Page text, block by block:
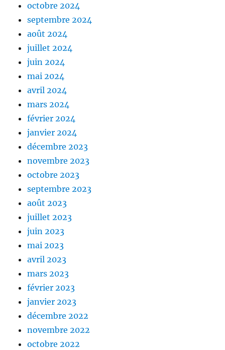
octobre 2024
septembre 2024
août 2024
juillet 2024
juin 2024
mai 2024
avril 2024
mars 2024
février 2024
janvier 2024
décembre 2023
novembre 2023
octobre 2023
septembre 2023
août 2023
juillet 2023
juin 2023
mai 2023
avril 2023
mars 2023
février 2023
janvier 2023
décembre 2022
novembre 2022
octobre 2022